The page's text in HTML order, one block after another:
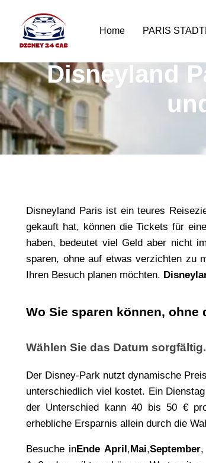
Home PARIS
Disneyland
Disneyland Paris ist ein teures
gekauft hat, können die Tickets für
haben, bedeutet viel Geld aber nicht
sparen, ohne auf etwas verzichten zu
Ihren Besuch planen möchten.
Wo Sie sparen können, ohne
Wählen Sie das Datum sorgfältig.
Der Disney-Park nutzt dynamische
unterschiedlich viel kostet. Ein
der Unterschied kann 40 bis 50 €
erhebliche Ersparnis allein durch die
Besuche inEnde April,Mai,September,